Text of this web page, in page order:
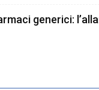
generici: